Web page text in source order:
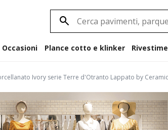
Occasioni Plance cotto e klinker
Ivory serie Terre d'Otranto Lappato by